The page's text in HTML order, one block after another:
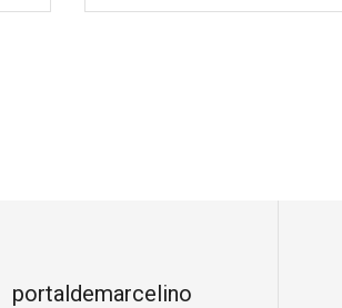
portaldemarcelino